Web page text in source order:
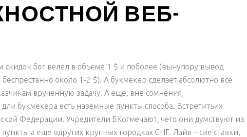
ВЕБ-
скидок бог велел в объеме 1 $ и поболее (вынупору вывод
около 1-2 $). А букмекер сделает абсолютно все
врученную задачу. А еще, вне сомнения,
букмекера есть наземные пункты способа. Встретитьих
Федерации. Учредители БКотмечают, чего они думствуют из
а еще вдругих крупных городках СНГ. Лайв – сие ставки,